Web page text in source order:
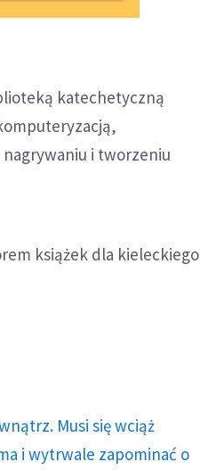
katechetyczną
nagrywaniu i tworzeniu
książek dla kieleckiego
Musi się wciąż
i wytrwale zapominać o